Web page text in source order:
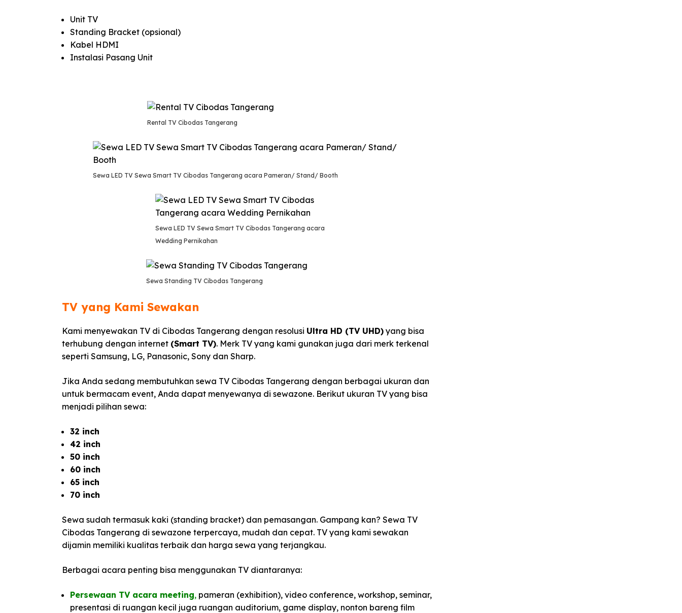
Unit TV
Standing Bracket (opsional)
Kabel HDMI
Instalasi Pasang Unit
Rental TV Cibodas Tangerang
Sewa LED TV Sewa Smart TV Cibodas Tangerang acara Pameran/ Stand/ Booth
Sewa LED TV Sewa Smart TV Cibodas Tangerang acara
Wedding Pernikahan
Sewa Standing TV Cibodas Tangerang
TV yang Kami Sewakan
Kami menyewakan TV di Cibodas Tangerang dengan resolusi Ultra HD (TV UHD) yang bisa
terhubung dengan internet (Smart TV). Merk TV yang kami gunakan juga dari merk terkenal
seperti Samsung, LG, Panasonic, Sony dan Sharp.
Jika Anda sedang membutuhkan sewa TV Cibodas Tangerang dengan berbagai ukuran dan
untuk bermacam event, Anda dapat menyewanya di sewazone. Berikut ukuran TV yang bisa
menjadi pilihan sewa:
32 inch
42 inch
50 inch
60 inch
65 inch
70 inch
Sewa sudah termasuk kaki (standing bracket) dan pemasangan. Gampang kan? Sewa TV
Cibodas Tangerang di sewazone terpercaya, mudah dan cepat. TV yang kami sewakan
dijamin memiliki kualitas terbaik dan harga sewa yang terjangkau.
Berbagai acara penting bisa menggunakan TV diantaranya:
Persewaan TV acara meeting, pameran (exhibition), video conference, workshop, seminar,
presentasi di ruangan kecil juga ruangan auditorium, game display, nonton bareng film